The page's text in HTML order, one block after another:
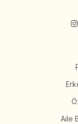
Aile